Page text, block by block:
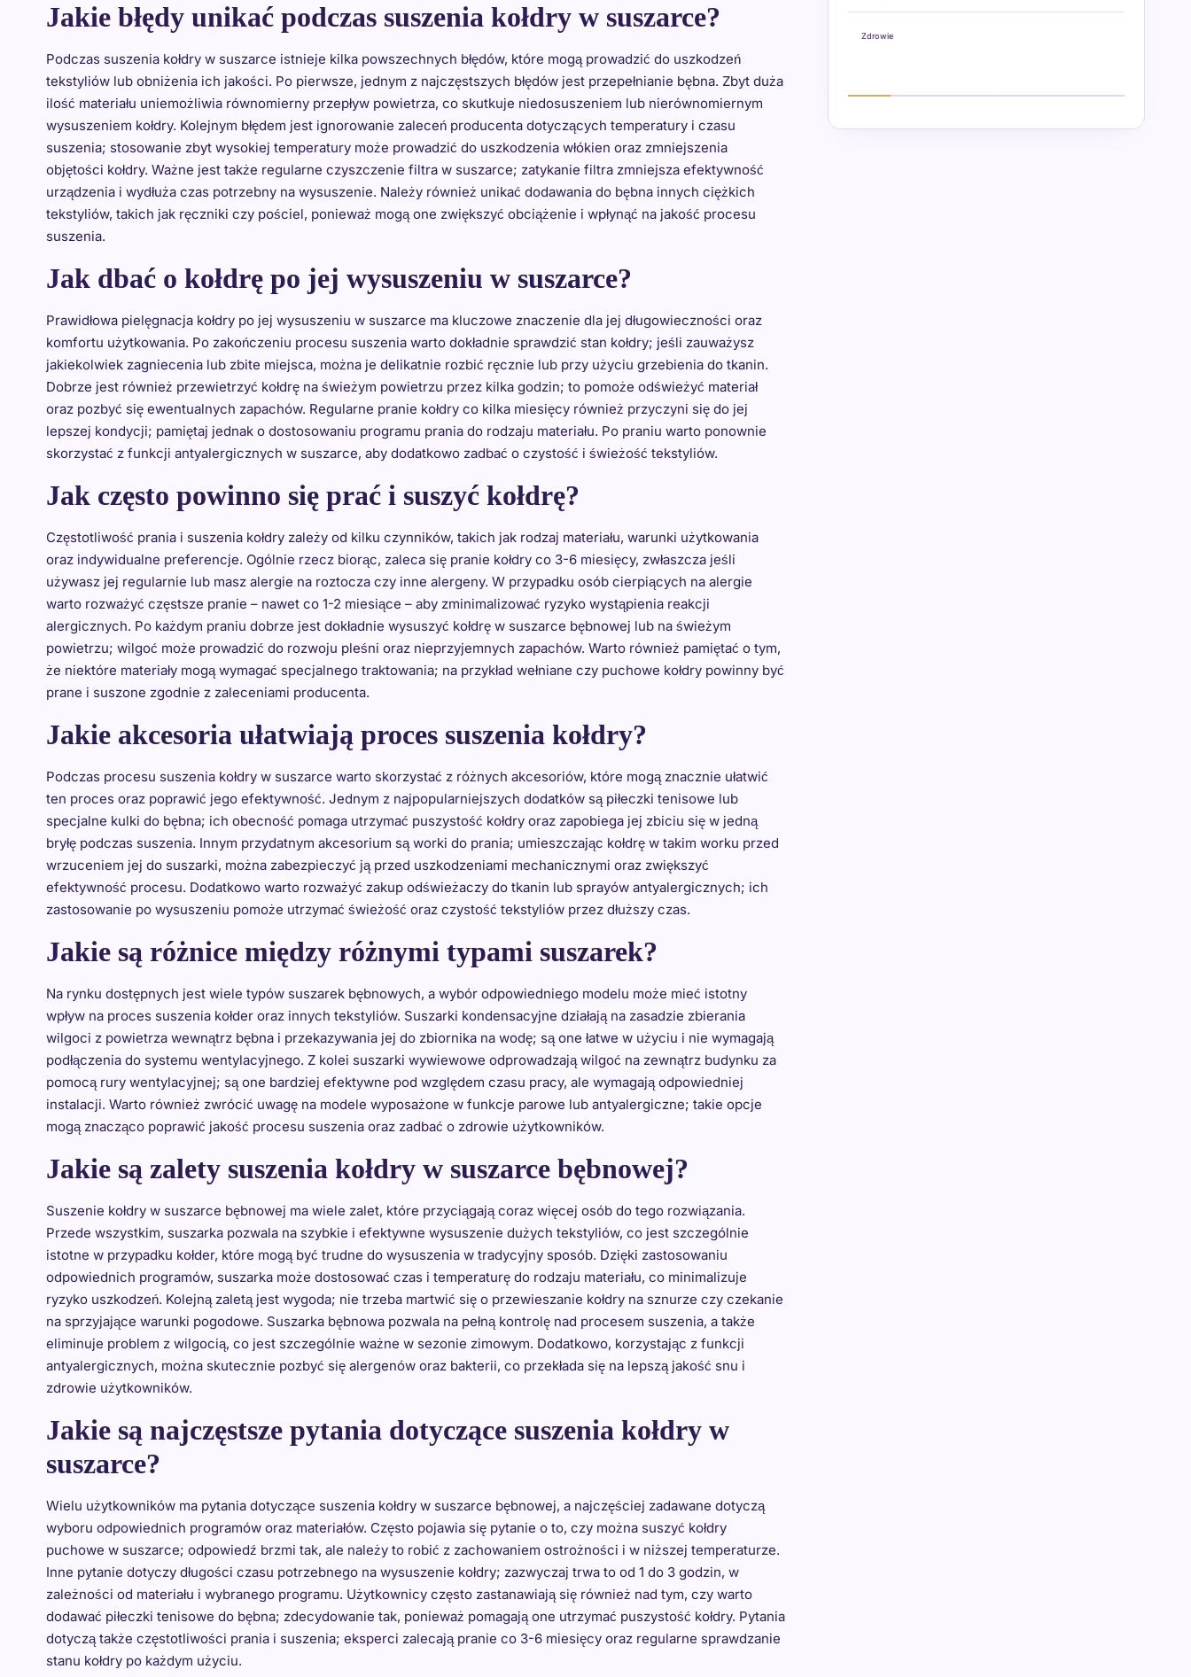
Jakie błędy unikać podczas suszenia kołdry w suszarce?
Podczas suszenia kołdry w suszarce istnieje kilka powszechnych błędów, które mogą prowadzić do uszkodzeń
tekstyliów lub obniżenia ich jakości. Po pierwsze, jednym z najczęstszych błędów jest przepełnianie bębna. Zbyt duża
ilość materiału uniemożliwia równomierny przepływ powietrza, co skutkuje niedosuszeniem lub nierównomiernym
wysuszeniem kołdry. Kolejnym błędem jest ignorowanie zaleceń producenta dotyczących temperatury i czasu
suszenia; stosowanie zbyt wysokiej temperatury może prowadzić do uszkodzenia włókien oraz zmniejszenia
objętości kołdry. Ważne jest także regularne czyszczenie filtra w suszarce; zatykanie filtra zmniejsza efektywność
urządzenia i wydłuża czas potrzebny na wysuszenie. Należy również unikać dodawania do bębna innych ciężkich
tekstyliów, takich jak ręczniki czy pościel, ponieważ mogą one zwiększyć obciążenie i wpłynąć na jakość procesu
suszenia.
Jak dbać o kołdrę po jej wysuszeniu w suszarce?
Prawidłowa pielęgnacja kołdry po jej wysuszeniu w suszarce ma kluczowe znaczenie dla jej długowieczności oraz
komfortu użytkowania. Po zakończeniu procesu suszenia warto dokładnie sprawdzić stan kołdry; jeśli zauważysz
jakiekolwiek zagniecenia lub zbite miejsca, można je delikatnie rozbić ręcznie lub przy użyciu grzebienia do tkanin.
Dobrze jest również przewietrzyć kołdrę na świeżym powietrzu przez kilka godzin; to pomoże odświeżyć materiał
oraz pozbyć się ewentualnych zapachów. Regularne pranie kołdry co kilka miesięcy również przyczyni się do jej
lepszej kondycji; pamiętaj jednak o dostosowaniu programu prania do rodzaju materiału. Po praniu warto ponownie
skorzystać z funkcji antyalergicznych w suszarce, aby dodatkowo zadbać o czystość i świeżość tekstyliów.
Jak często powinno się prać i suszyć kołdrę?
Częstotliwość prania i suszenia kołdry zależy od kilku czynników, takich jak rodzaj materiału, warunki użytkowania
oraz indywidualne preferencje. Ogólnie rzecz biorąc, zaleca się pranie kołdry co 3-6 miesięcy, zwłaszcza jeśli
używasz jej regularnie lub masz alergie na roztocza czy inne alergeny. W przypadku osób cierpiących na alergie
warto rozważyć częstsze pranie – nawet co 1-2 miesiące – aby zminimalizować ryzyko wystąpienia reakcji
alergicznych. Po każdym praniu dobrze jest dokładnie wysuszyć kołdrę w suszarce bębnowej lub na świeżym
powietrzu; wilgoć może prowadzić do rozwoju pleśni oraz nieprzyjemnych zapachów. Warto również pamiętać o tym,
że niektóre materiały mogą wymagać specjalnego traktowania; na przykład wełniane czy puchowe kołdry powinny być
prane i suszone zgodnie z zaleceniami producenta.
Jakie akcesoria ułatwiają proces suszenia kołdry?
Podczas procesu suszenia kołdry w suszarce warto skorzystać z różnych akcesoriów, które mogą znacznie ułatwić
ten proces oraz poprawić jego efektywność. Jednym z najpopularniejszych dodatków są piłeczki tenisowe lub
specjalne kulki do bębna; ich obecność pomaga utrzymać puszystość kołdry oraz zapobiega jej zbiciu się w jedną
bryłę podczas suszenia. Innym przydatnym akcesorium są worki do prania; umieszczając kołdrę w takim worku przed
wrzuceniem jej do suszarki, można zabezpieczyć ją przed uszkodzeniami mechanicznymi oraz zwiększyć
efektywność procesu. Dodatkowo warto rozważyć zakup odświeżaczy do tkanin lub sprayów antyalergicznych; ich
zastosowanie po wysuszeniu pomoże utrzymać świeżość oraz czystość tekstyliów przez dłuższy czas.
Jakie są różnice między różnymi typami suszarek?
Na rynku dostępnych jest wiele typów suszarek bębnowych, a wybór odpowiedniego modelu może mieć istotny
wpływ na proces suszenia kołder oraz innych tekstyliów. Suszarki kondensacyjne działają na zasadzie zbierania
wilgoci z powietrza wewnątrz bębna i przekazywania jej do zbiornika na wodę; są one łatwe w użyciu i nie wymagają
podłączenia do systemu wentylacyjnego. Z kolei suszarki wywiewowe odprowadzają wilgoć na zewnątrz budynku za
pomocą rury wentylacyjnej; są one bardziej efektywne pod względem czasu pracy, ale wymagają odpowiedniej
instalacji. Warto również zwrócić uwagę na modele wyposażone w funkcje parowe lub antyalergiczne; takie opcje
mogą znacząco poprawić jakość procesu suszenia oraz zadbać o zdrowie użytkowników.
Jakie są zalety suszenia kołdry w suszarce bębnowej?
Suszenie kołdry w suszarce bębnowej ma wiele zalet, które przyciągają coraz więcej osób do tego rozwiązania.
Przede wszystkim, suszarka pozwala na szybkie i efektywne wysuszenie dużych tekstyliów, co jest szczególnie
istotne w przypadku kołder, które mogą być trudne do wysuszenia w tradycyjny sposób. Dzięki zastosowaniu
odpowiednich programów, suszarka może dostosować czas i temperaturę do rodzaju materiału, co minimalizuje
ryzyko uszkodzeń. Kolejną zaletą jest wygoda; nie trzeba martwić się o przewieszanie kołdry na sznurze czy czekanie
na sprzyjające warunki pogodowe. Suszarka bębnowa pozwala na pełną kontrolę nad procesem suszenia, a także
eliminuje problem z wilgocią, co jest szczególnie ważne w sezonie zimowym. Dodatkowo, korzystając z funkcji
antyalergicznych, można skutecznie pozbyć się alergenów oraz bakterii, co przekłada się na lepszą jakość snu i
zdrowie użytkowników.
Jakie są najczęstsze pytania dotyczące suszenia kołdry w
suszarce?
Wielu użytkowników ma pytania dotyczące suszenia kołdry w suszarce bębnowej, a najczęściej zadawane dotyczą
wyboru odpowiednich programów oraz materiałów. Często pojawia się pytanie o to, czy można suszyć kołdry
puchowe w suszarce; odpowiedź brzmi tak, ale należy to robić z zachowaniem ostrożności i w niższej temperaturze.
Inne pytanie dotyczy długości czasu potrzebnego na wysuszenie kołdry; zazwyczaj trwa to od 1 do 3 godzin, w
zależności od materiału i wybranego programu. Użytkownicy często zastanawiają się również nad tym, czy warto
dodawać piłeczki tenisowe do bębna; zdecydowanie tak, ponieważ pomagają one utrzymać puszystość kołdry. Pytania
dotyczą także częstotliwości prania i suszenia; eksperci zalecają pranie co 3-6 miesięcy oraz regularne sprawdzanie
stanu kołdry po każdym użyciu.
Zdrowie